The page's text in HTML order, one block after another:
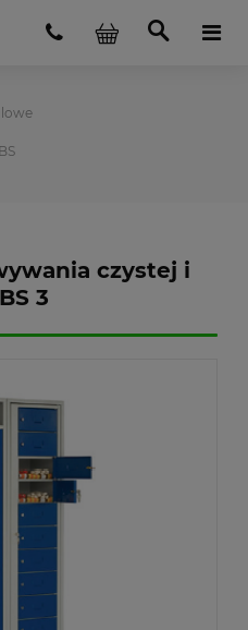
czystej i
3